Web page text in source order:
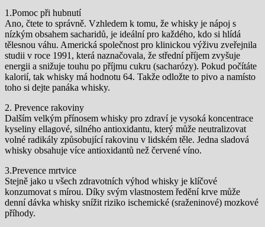
1.Pomoc při hubnutí
Ano, čtete to správně. Vzhledem k tomu, že whisky je nápoj s
nízkým obsahem sacharidů, je ideální pro každého, kdo si hlídá
tělesnou váhu. Americká společnost pro klinickou výživu zveřejnila
studii v roce 1991, která naznačovala, že střední příjem zvyšuje
energii a snižuje touhu po příjmu cukru (sacharózy). Pokud počítáte
kalorií, tak whisky má hodnotu 64. Takže odložte to pivo a namísto
toho si dejte panáka whisky.
2. Prevence rakoviny
Dalším velkým přínosem whisky pro zdraví je vysoká koncentrace
kyseliny ellagové, silného antioxidantu, který může neutralizovat
volné radikály způsobující rakovinu v lidském těle. Jedna sladová
whisky obsahuje více antioxidantů než červené víno.
3.Prevence mrtvice
Stejně jako u všech zdravotních výhod whisky je klíčové
konzumovat s mírou. Díky svým vlastnostem ředění krve může
denní dávka whisky snížit riziko ischemické (sraženinové) mozkové
příhody.